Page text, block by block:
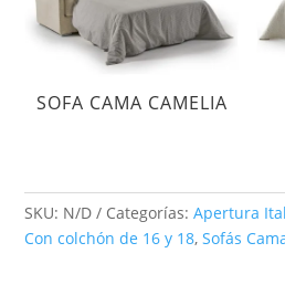
SOFA CAMA CAMELIA
SKU: N/D Categorías:Apertura
Con colchón de 16 y 18,Sofás